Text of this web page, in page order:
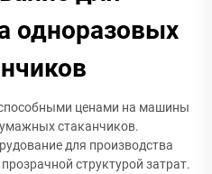
одноразовых
ценами на машины
стаканчиков.
для производства
структурой затрат.